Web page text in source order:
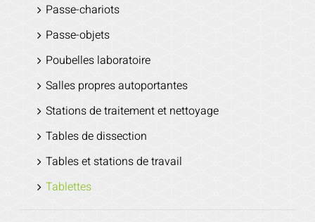
Passe-chariots
Passe-objets
Poubelles laboratoire
Salles propres autoportantes
Stations de traitement et nettoyage
Tables de dissection
Tables et stations de travail
Tablettes